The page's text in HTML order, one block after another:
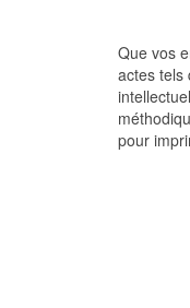
Que vos
actes tels
pour